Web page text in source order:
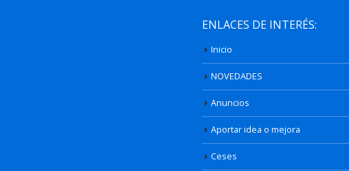
ENLACES DE INTERÉS:
Inicio
NOVEDADES
Anuncios
Aportar idea o mejora
Ceses